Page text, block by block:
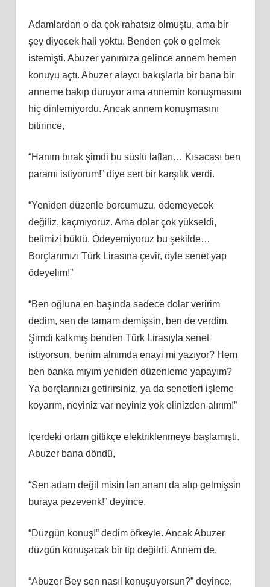
Adamlardan o da çok rahatsız olmuştu, ama bir
şey diyecek hali yoktu. Benden çok o gelmek
istemişti. Abuzer yanımıza gelince annem hemen
konuyu açtı. Abuzer alaycı bakışlarla bir bana bir
anneme bakıp duruyor ama annemin konuşmasını
hiç dinlemiyordu. Ancak annem konuşmasını
bitirince,
“Hanım bırak şimdi bu süslü lafları… Kısacası ben
paramı istiyorum!” diye sert bir karşılık verdi.
“Yeniden düzenle borcumuzu, ödemeyecek
değiliz, kaçmıyoruz. Ama dolar çok yükseldi,
belimizi büktü. Ödeyemiyoruz bu şekilde…
Borçlarımızı Türk Lirasına çevir, öyle senet yap
ödeyelim!”
“Ben oğluna en başında sadece dolar veririm
dedim, sen de tamam demişsin, ben de verdim.
Şimdi kalkmış benden Türk Lirasıyla senet
istiyorsun, benim alnımda enayi mi yazıyor? Hem
ben banka mıyım yeniden düzenleme yapayım?
Ya borçlarınızı getirirsiniz, ya da senetleri işleme
koyarım, neyiniz var neyiniz yok elinizden alırım!”
İçerdeki ortam gittikçe elektriklenmeye başlamıştı.
Abuzer bana döndü,
“Sen adam değil misin lan ananı da alıp gelmişsin
buraya pezevenk!” deyince,
“Düzgün konuş!” dedim öfkeyle. Ancak Abuzer
düzgün konuşacak bir tip değildi. Annem de,
“Abuzer Bey sen nasıl konuşuyorsun?” deyince,